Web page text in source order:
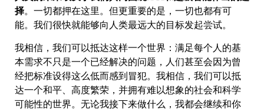
择。一切都押在这里。但更重要的是，一切也都有可
能。我们很快就能够向人类最远大的目标发起尝试。
我相信，我们可以抵达这样一个世界：满足每个人的基
本需求不只是一个已经解决的问题，人们甚至会因为曾
经把标准设得这么低而感到冒犯。我相信，我们可以抵
达一个和平、高度繁荣，并拥有难以想象的社会和科学
可能性的世界。无论我接下来做什么，我都会继续和你